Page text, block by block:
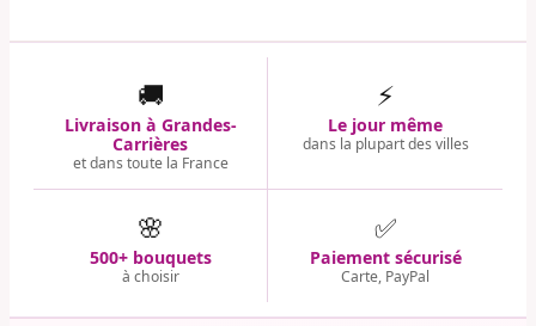
🚚
Livraison à Grandes-
Carrières
et dans toute la France
⚡
Le jour même
dans la plupart des villes
🌸
500+ bouquets
à choisir
✅
Paiement sécurisé
Carte, PayPal